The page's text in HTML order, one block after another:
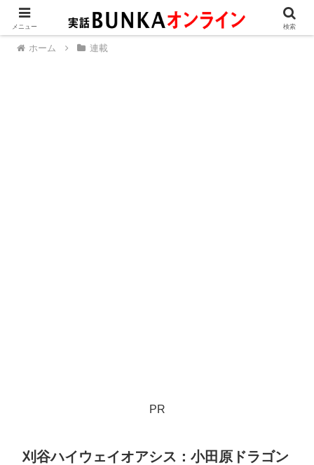
ホーム 連載
PR
刈谷ハイウェイオアシス：小田原ドラゴン
メニュー 検索